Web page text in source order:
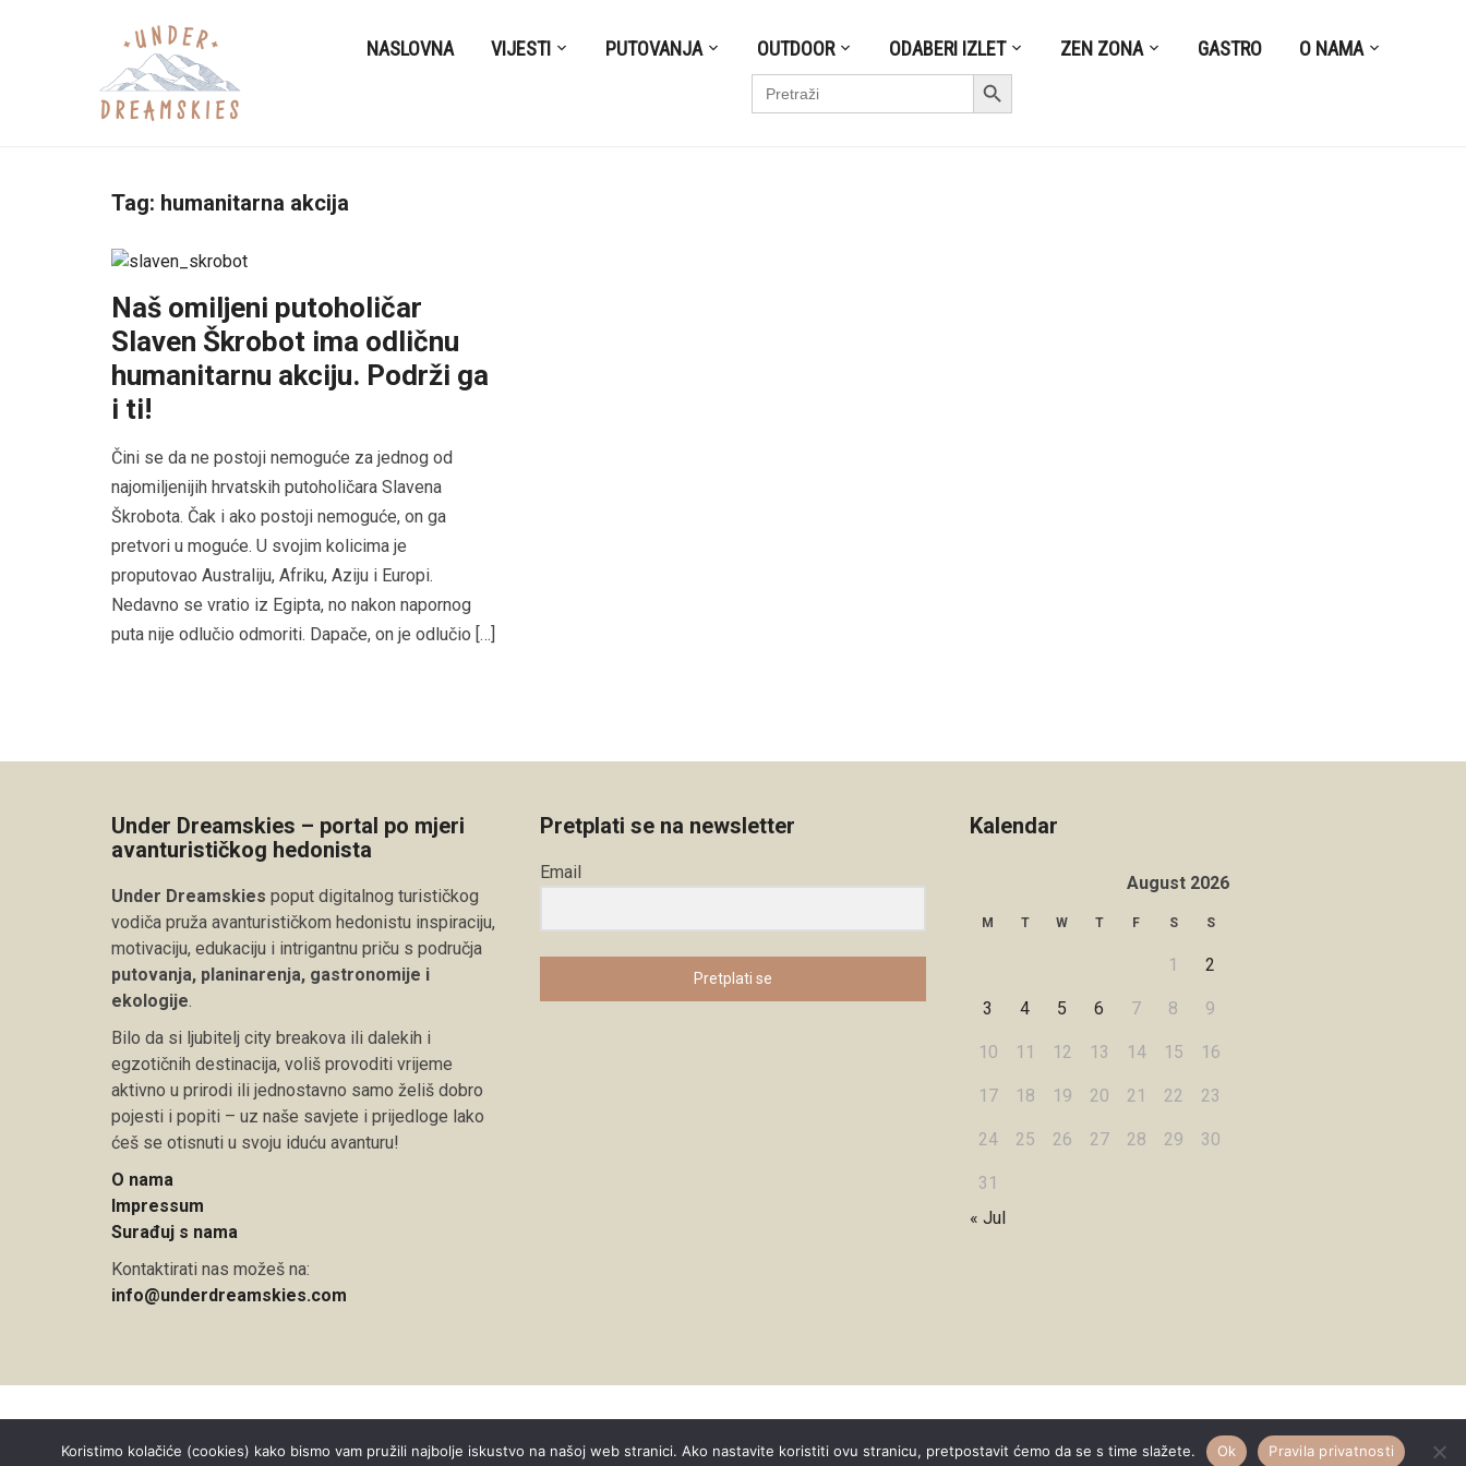
NASLOVNA VIJESTI PUTOVANJA OUTDOOR ODABERI IZLET ZEN ZONA GASTRO O NAMA
Search
for:
Search Button
Tag: humanitarna akcija
Naš omiljeni putoholičar
Slaven Škrobot ima odličnu
humanitarnu akciju. Podrži ga
i ti!
Čini se da ne postoji nemoguće za jednog od
najomiljenijih hrvatskih putoholičara Slavena
Škrobota. Čak i ako postoji nemoguće, on ga
pretvori u moguće. U svojim kolicima je
proputovao Australiju, Afriku, Aziju i Europi.
Nedavno se vratio iz Egipta, no nakon napornog
puta nije odlučio odmoriti. Dapače, on je odlučio […]
Under Dreamskies – portal po mjeri
avanturističkog hedonista
Under Dreamskies poput digitalnog turističkog
vodiča pruža avanturističkom hedonistu inspiraciju,
motivaciju, edukaciju i intrigantnu priču s područja
putovanja, planinarenja, gastronomije i
ekologije.
Bilo da si ljubitelj city breakova ili dalekih i
egzotičnih destinacija, voliš provoditi vrijeme
aktivno u prirodi ili jednostavno samo želiš dobro
pojesti i popiti – uz naše savjete i prijedloge lako
ćeš se otisnuti u svoju iduću avanturu!
O nama
Impressum
Surađuj s nama
Kontaktirati nas možeš na:
info@underdreamskies.com
Pretplati se na newsletter
Email
Pretplati se
Kalendar
August 2026
M T W T F S S
1 2
3 4 5 6 7 8 9
10 11 12 13 14 15 16
17 18 19 20 21 22 23
24 25 26 27 28 29 30
31
« Jul
Koristimo kolačiće (cookies) kako bismo vam pružili najbolje iskustvo na našoj web stranici. Ako nastavite koristiti ovu stranicu, pretpostavit ćemo da se s time slažete.
Ok Pravila privatnosti